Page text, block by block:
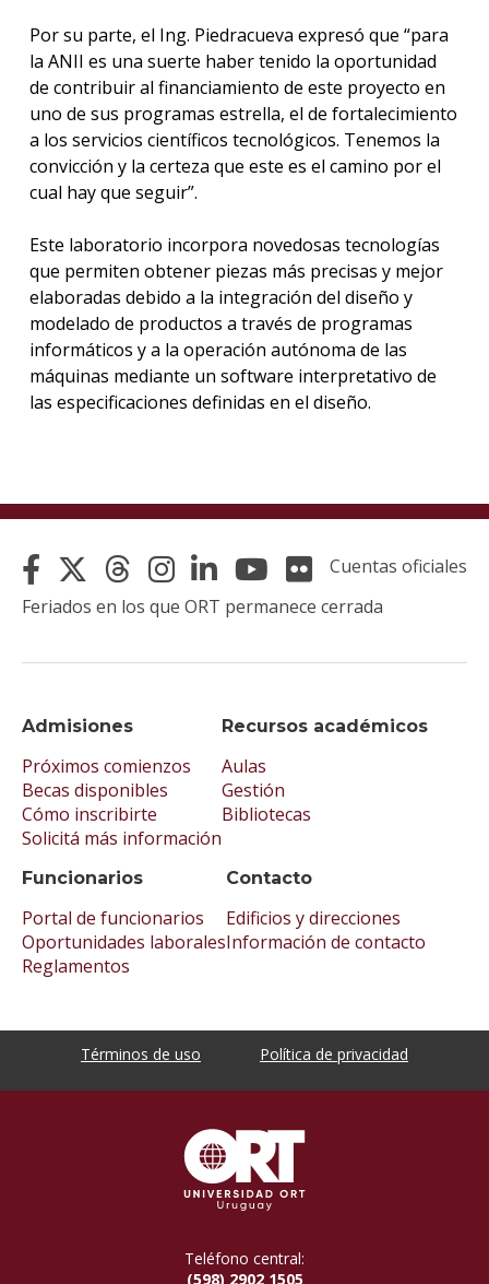
Por su parte, el Ing. Piedracueva expresó que “para
la ANII es una suerte haber tenido la oportunidad
de contribuir al financiamiento de este proyecto en
uno de sus programas estrella, el de fortalecimiento
a los servicios científicos tecnológicos. Tenemos la
convicción y la certeza que este es el camino por el
cual hay que seguir”.
Este laboratorio incorpora novedosas tecnologías
que permiten obtener piezas más precisas y mejor
elaboradas debido a la integración del diseño y
modelado de productos a través de programas
informáticos y a la operación autónoma de las
máquinas mediante un software interpretativo de
las especificaciones definidas en el diseño.
Admisiones
Próximos comienzos
Becas disponibles
Cómo inscribirte
Solicitá más información
Recursos académicos
Aulas
Gestión
Bibliotecas
Funcionarios
Portal de funcionarios
Oportunidades laborales
Reglamentos
Contacto
Edificios y direcciones
Información de contacto
Cuentas oficiales
Feriados en los que ORT permanece cerrada
Términos de uso Política de privacidad
Teléfono central:
(598) 2902 1505